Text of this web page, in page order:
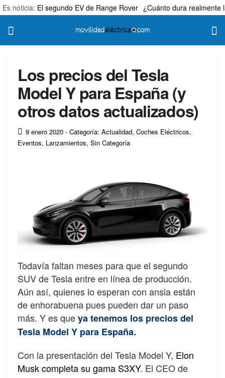
Es noticia: El segundo EV de Range Rover ¿Cuánto dura realmente
Los precios del Tesla
Model Y para España (y
otros datos actualizados)
9 enero 2020 - Categoría: Actualidad, Coches Eléctricos,
Eventos, Lanzamientos, Sin Categoría
Todavía faltan meses para que el segundo
SUV de Tesla entre en línea de producción.
Aún así, quienes lo esperan con ansia están
de enhorabuena pues pueden dar un paso
más. Y es queya tenemos los precios del
Tesla Model Y para España.
Con la presentación del Tesla Model Y, Elon
Musk completa su gama S3XY. El CEO de